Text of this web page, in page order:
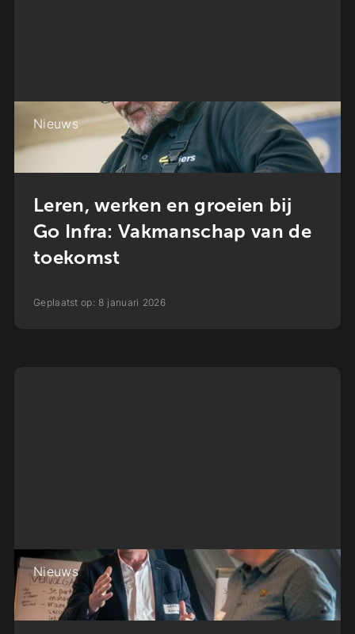
Nieuws
Leren, werken en groeien bij
Go Infra: Vakmanschap van de
toekomst
Geplaatst op: 8 januari 2026
Nieuws